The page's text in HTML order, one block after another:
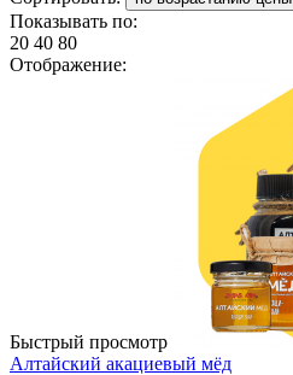
Показывать по:
20 40 80
Отображение:
Быстрый просмотр
Алтайский акациевый мёд